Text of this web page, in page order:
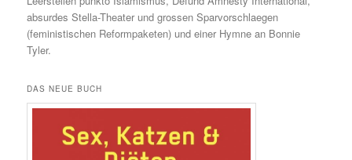
absurdes Stella-Theater und grossen Sparvorschlaegen
(feministischen Reformpaketen) und einer Hymne an Bonnie
Tyler.
DAS NEUE BUCH